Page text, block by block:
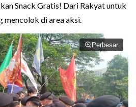
Snack Gratis! Dari Rakyat untuk
mencolok di area aksi.
Perbesar